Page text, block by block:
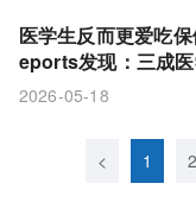
医学生反而更爱吃
eports发现：三成
剂，身边有人用比自
2026-05-18
< 1 2